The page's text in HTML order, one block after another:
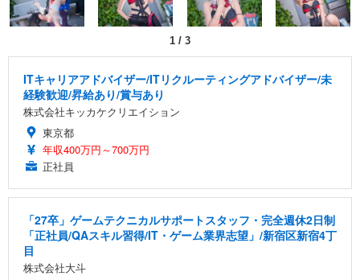
1 / 3
ITキャリアアドバイザー/ITリクルーティングアドバイザー/未
経験歓迎/昇給あり/賞与あり
株式会社キッカケクリエイション
東京都
年収400万円～700万円
正社員
「27卒」ゲームテクニカルサポートスタッフ・完全週休2日制
「正社員/QAスキル習得/IT・ゲーム業界志望」/新宿区新宿4丁
目
株式会社大斗